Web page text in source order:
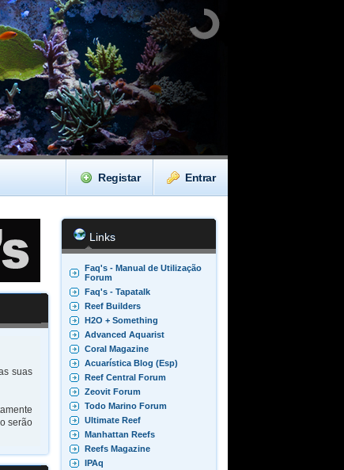
Entrar
Registar
suas
serão
Links
Faq's - Manual de Utilização
Forum
Faq's - Tapatalk
Reef Builders
H2O + Something
Advanced Aquarist
Coral Magazine
Acuarística Blog (Esp)
Reef Central Forum
Zeovit Forum
Todo Marino Forum
Ultimate Reef
Manhattan Reefs
Reefs Magazine
IPAq